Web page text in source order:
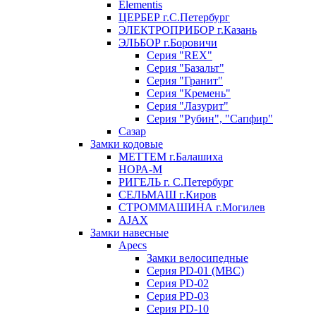
Elementis
ЦЕРБЕР г.С.Петербург
ЭЛЕКТРОПРИБОР г.Казань
ЭЛЬБОР г.Боровичи
Серия "REX"
Серия "Базальт"
Серия "Гранит"
Серия "Кремень"
Серия "Лазурит"
Серия "Рубин", "Сапфир"
Сазар
Замки кодовые
МЕТТЕМ г.Балашиха
НОРА-М
РИГЕЛЬ г. С.Петербург
СЕЛЬМАШ г.Киров
СТРОММАШИНА г.Могилев
AJAX
Замки навесные
Apecs
Замки велосипедные
Серия PD-01 (МВС)
Серия PD-02
Серия PD-03
Серия PD-10